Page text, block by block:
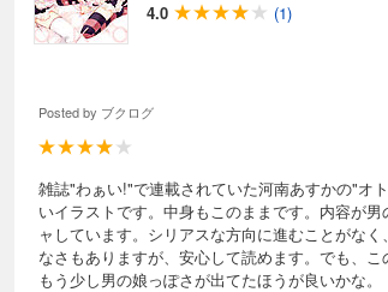
4.0
(1)
Posted by ブクログ
雑誌"わぁい!"で連載されていた河南あすかの"オ
いイラストです。中身もこのままです。内容が
ャしています。シリアスな方向に進むことがな
なさもありますが、安心して読めます。でも、
もう少し男の娘っぽさが出てたほうが良いかな。